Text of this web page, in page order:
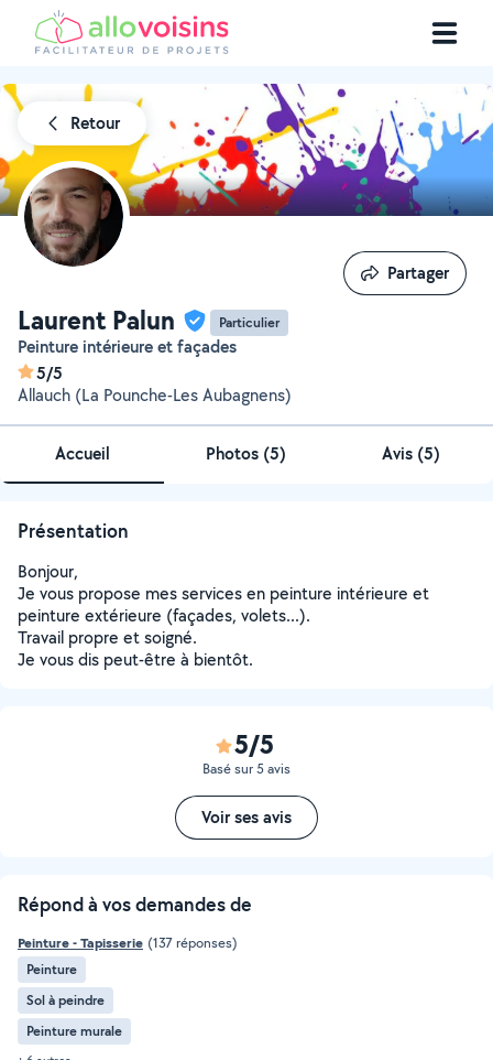
Retour
Laurent Palun Particulier
Peinture intérieure et façades
5/5
Allauch (La Pounche-Les Aubagnens)
Partager
Partager
Accueil Photos (5) Avis (5)
Présentation
Bonjour,
Je vous propose mes services en peinture intérieure et
peinture extérieure (façades, volets...).
Travail propre et soigné.
Je vous dis peut-être à bientôt.
5/5
Basé sur 5 avis
Voir ses avis
Répond à vos demandes de
Peinture - Tapisserie (137 réponses)
Peinture
Sol à peindre
Peinture murale